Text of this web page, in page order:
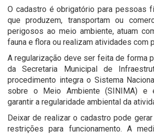
O cadastro é obrigatório para pessoas
que produzem, transportam ou
perigosos ao meio ambiente, atuam
fauna e flora ou realizam atividades com
A regularização deve ser feita de forma
da Secretaria Municipal de
procedimento integra o Sistema
sobre o Meio Ambiente (SINIMA) e
garantir a regularidade ambiental da
Deixar de realizar o cadastro pode
restrições para funcionamento. A